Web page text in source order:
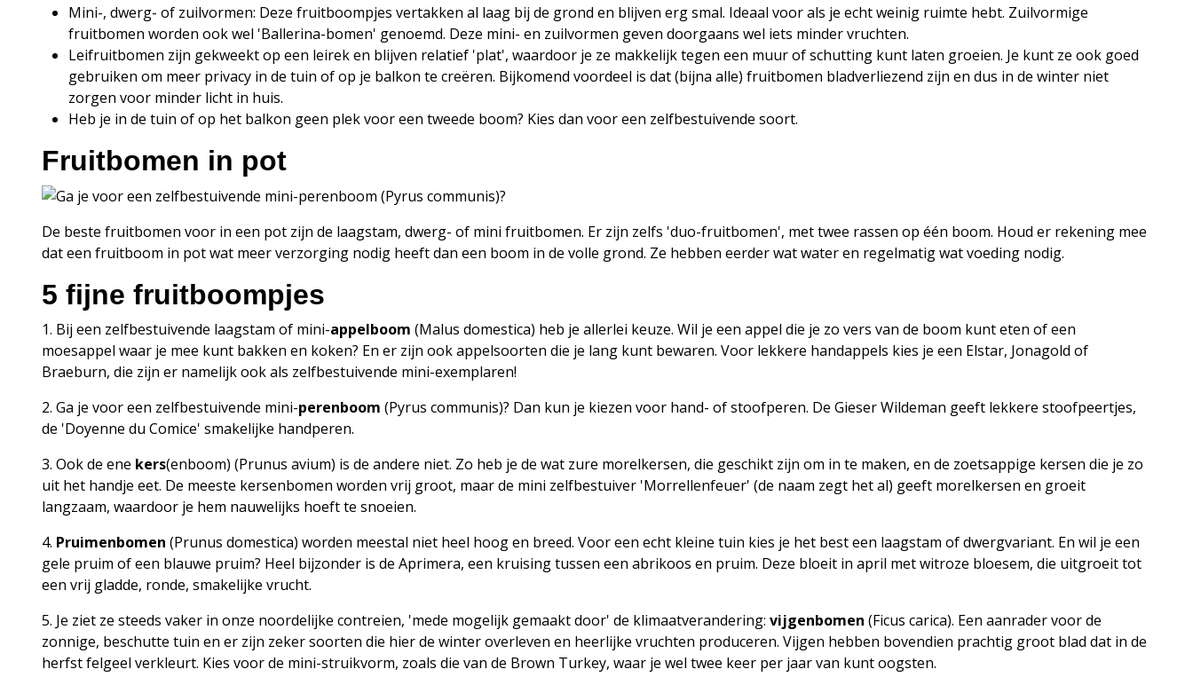
Mini-, dwerg- of zuilvormen: Deze fruitboompjes vertakken al laag bij de grond en blijven erg smal. Ideaal voor als je echt weinig ruimte hebt. Zuilvormige
fruitbomen worden ook wel 'Ballerina-bomen' genoemd. Deze mini- en zuilvormen geven doorgaans wel iets minder vruchten.
Leifruitbomen zijn gekweekt op een leirek en blijven relatief 'plat', waardoor je ze makkelijk tegen een muur of schutting kunt laten groeien. Je kunt ze ook goed
gebruiken om meer privacy in de tuin of op je balkon te creëren. Bijkomend voordeel is dat (bijna alle) fruitbomen bladverliezend zijn en dus in de winter niet
zorgen voor minder licht in huis.
Heb je in de tuin of op het balkon geen plek voor een tweede boom? Kies dan voor een zelfbestuivende soort.
Fruitbomen in pot
De beste fruitbomen voor in een pot zijn de laagstam, dwerg- of mini fruitbomen. Er zijn zelfs 'duo-fruitbomen', met twee rassen op één boom. Houd er rekening mee
dat een fruitboom in pot wat meer verzorging nodig heeft dan een boom in de volle grond. Ze hebben eerder wat water en regelmatig wat voeding nodig.
5 fijne fruitboompjes
1. Bij een zelfbestuivende laagstam of mini-appelboom (Malus domestica) heb je allerlei keuze. Wil je een appel die je zo vers van de boom kunt eten of een
moesappel waar je mee kunt bakken en koken? En er zijn ook appelsoorten die je lang kunt bewaren. Voor lekkere handappels kies je een Elstar, Jonagold of
Braeburn, die zijn er namelijk ook als zelfbestuivende mini-exemplaren!
2. Ga je voor een zelfbestuivende mini-perenboom (Pyrus communis)? Dan kun je kiezen voor hand- of stoofperen. De Gieser Wildeman geeft lekkere stoofpeertjes,
de 'Doyenne du Comice' smakelijke handperen.
3. Ook de ene kers(enboom) (Prunus avium) is de andere niet. Zo heb je de wat zure morelkersen, die geschikt zijn om in te maken, en de zoetsappige kersen die je zo
uit het handje eet. De meeste kersenbomen worden vrij groot, maar de mini zelfbestuiver 'Morrellenfeuer' (de naam zegt het al) geeft morelkersen en groeit
langzaam, waardoor je hem nauwelijks hoeft te snoeien.
4. Pruimenbomen (Prunus domestica) worden meestal niet heel hoog en breed. Voor een echt kleine tuin kies je het best een laagstam of dwergvariant. En wil je een
gele pruim of een blauwe pruim? Heel bijzonder is de Aprimera, een kruising tussen een abrikoos en pruim. Deze bloeit in april met witroze bloesem, die uitgroeit tot
een vrij gladde, ronde, smakelijke vrucht.
5. Je ziet ze steeds vaker in onze noordelijke contreien, 'mede mogelijk gemaakt door' de klimaatverandering: vijgenbomen (Ficus carica). Een aanrader voor de
zonnige, beschutte tuin en er zijn zeker soorten die hier de winter overleven en heerlijke vruchten produceren. Vijgen hebben bovendien prachtig groot blad dat in de
herfst felgeel verkleurt. Kies voor de mini-struikvorm, zoals die van de Brown Turkey, waar je wel twee keer per jaar van kunt oogsten.